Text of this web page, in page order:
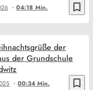
bookmark_border
04:18 Min.
bookmark_border
00:34 Min.
der
der Grundschule